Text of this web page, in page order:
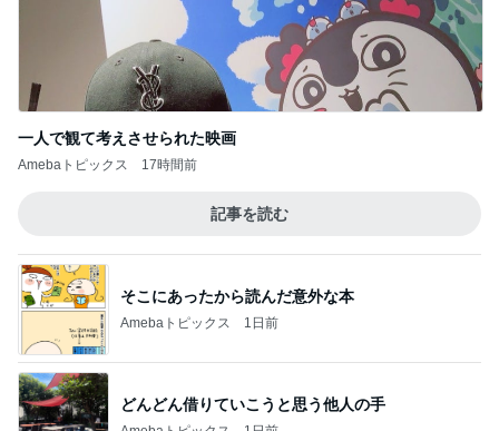
一人で観て考えさせられた映画
Amebaトピックス 17時間前
記事を読む
そこにあったから読んだ意外な本
Amebaトピックス 1日前
どんどん借りていこうと思う他人の手